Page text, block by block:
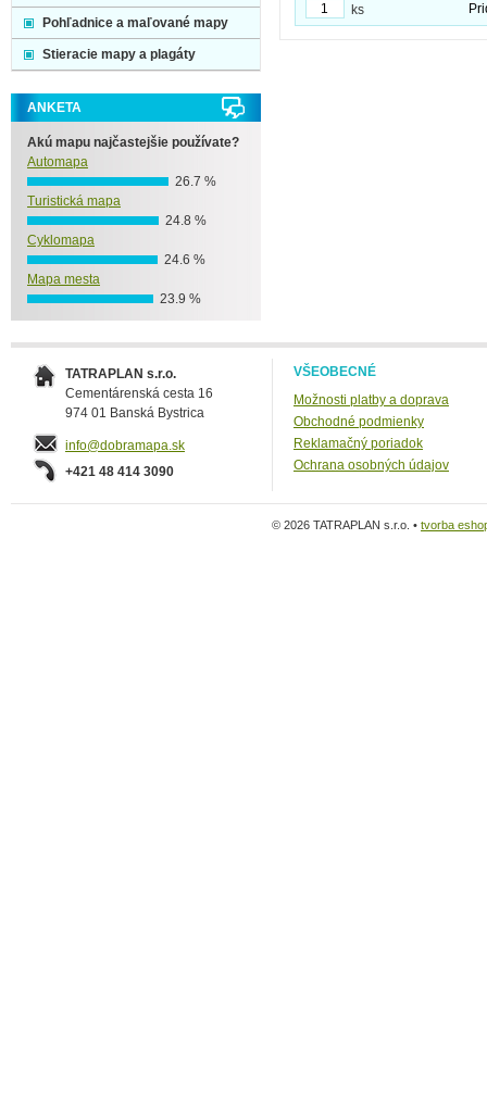
ks
Pohľadnice a maľované mapy
Stieracie mapy a plagáty
ANKETA
Akú mapu najčastejšie používate?
Automapa
26.7 %
Turistická mapa
24.8 %
Cyklomapa
24.6 %
Mapa mesta
23.9 %
TATRAPLAN s.r.o.
Cementárenská cesta 16
974 01 Banská Bystrica
info@dobramapa.sk
+421 48 414 3090
VŠEOBECNÉ
Možnosti platby a doprava
Obchodné podmienky
Reklamačný poriadok
Ochrana osobných údajov
© 2026 TATRAPLAN s.r.o. • tvorba